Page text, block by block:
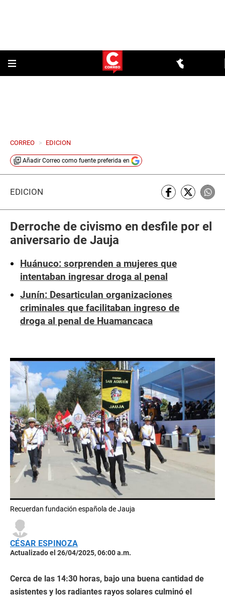
CORREO > EDICION
Añadir Correo como fuente preferida en
EDICIÓN
Derroche de civismo en desfile por el
aniversario de Jauja
Huánuco: sorprenden a mujeres que
intentaban ingresar droga al penal
Junín: Desarticulan organizaciones
criminales que facilitaban ingreso de
droga al penal de Huamancaca
Recuerdan fundación española de Jauja
CÉSAR ESPINOZA
Actualizado el 26/04/2025, 06:00 a.m.
Cerca de las 14:30 horas, bajo una buena cantidad de
asistentes y los radiantes rayos solares culminó el